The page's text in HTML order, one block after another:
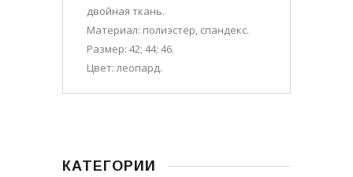
двойная ткань.
Материал: полиэстер, спандекс.
Размер: 42; 44; 46.
Цвет: леопард.
КАТЕГОРИИ